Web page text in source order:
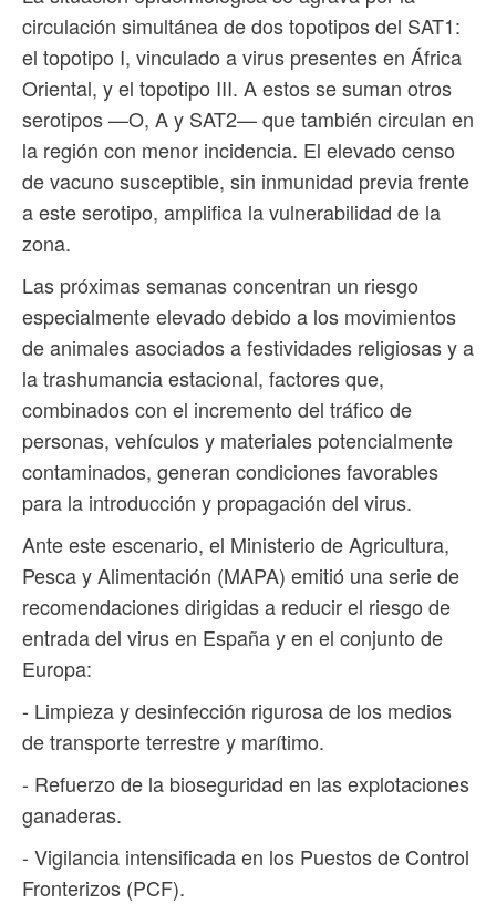
circulación simultánea de dos topotipos del SAT1:
el topotipo I, vinculado a virus presentes en África
Oriental, y el topotipo III. A estos se suman otros
serotipos —O, A y SAT2— que también circulan en
la región con menor incidencia. El elevado censo
de vacuno susceptible, sin inmunidad previa frente
a este serotipo, amplifica la vulnerabilidad de la
zona.
Las próximas semanas concentran un riesgo
especialmente elevado debido a los movimientos
de animales asociados a festividades religiosas y a
la trashumancia estacional, factores que,
combinados con el incremento del tráfico de
personas, vehículos y materiales potencialmente
contaminados, generan condiciones favorables
para la introducción y propagación del virus.
Ante este escenario, el Ministerio de Agricultura,
Pesca y Alimentación (MAPA) emitió una serie de
recomendaciones dirigidas a reducir el riesgo de
entrada del virus en España y en el conjunto de
Europa:
- Limpieza y desinfección rigurosa de los medios
de transporte terrestre y marítimo.
- Refuerzo de la bioseguridad en las explotaciones
ganaderas.
- Vigilancia intensificada en los Puestos de Control
Fronterizos (PCF).